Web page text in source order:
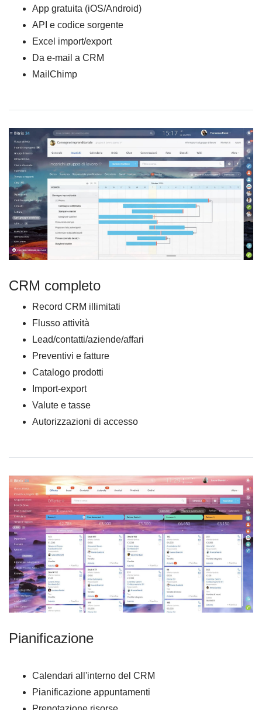
App gratuita (iOS/Android)
API e codice sorgente
Excel import/export
Da e-mail a CRM
MailChimp
CRM completo
Record CRM illimitati
Flusso attività
Lead/contatti/aziende/affari
Preventivi e fatture
Catalogo prodotti
Import-export
Valute e tasse
Autorizzazioni di accesso
Pianificazione
Calendari all'interno del CRM
Pianificazione appuntamenti